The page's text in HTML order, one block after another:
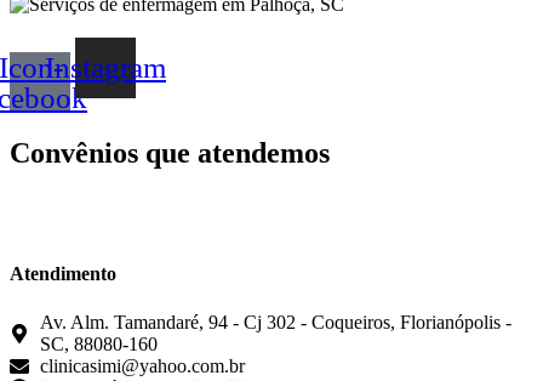
Icon-Instagram
Convênios que atendemos
Atendimento
Av. Alm. Tamandaré, 94 - Cj 302 - Coqueiros, Florianópolis -
SC, 88080-160
clinicasimi@yahoo.com.br